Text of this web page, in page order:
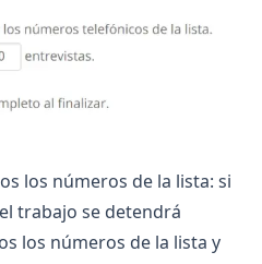
los números de la lista: si
trabajo se detendrá
los números de la lista y